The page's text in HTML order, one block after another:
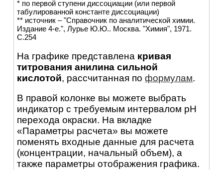
* по первой ступени диссоциации (или первой
табулированной константе диссоциации)
** источник – "Справочник по аналитической химии.
Издание 4-е.", Лурье Ю.Ю.. Москва. "Химия", 1971.
C.254
На графике представлена кривая
титрования анилина сильной
кислотой, рассчитанная поформулам.
В правой колонке вы можете выбрать
индикатор с требуемым интервалом pH
перехода окраски. На вкладке
«Параметры расчета» вы можете
поменять входные данные для расчета
(концентрации, начальный объем), а
также параметры отображения графика.